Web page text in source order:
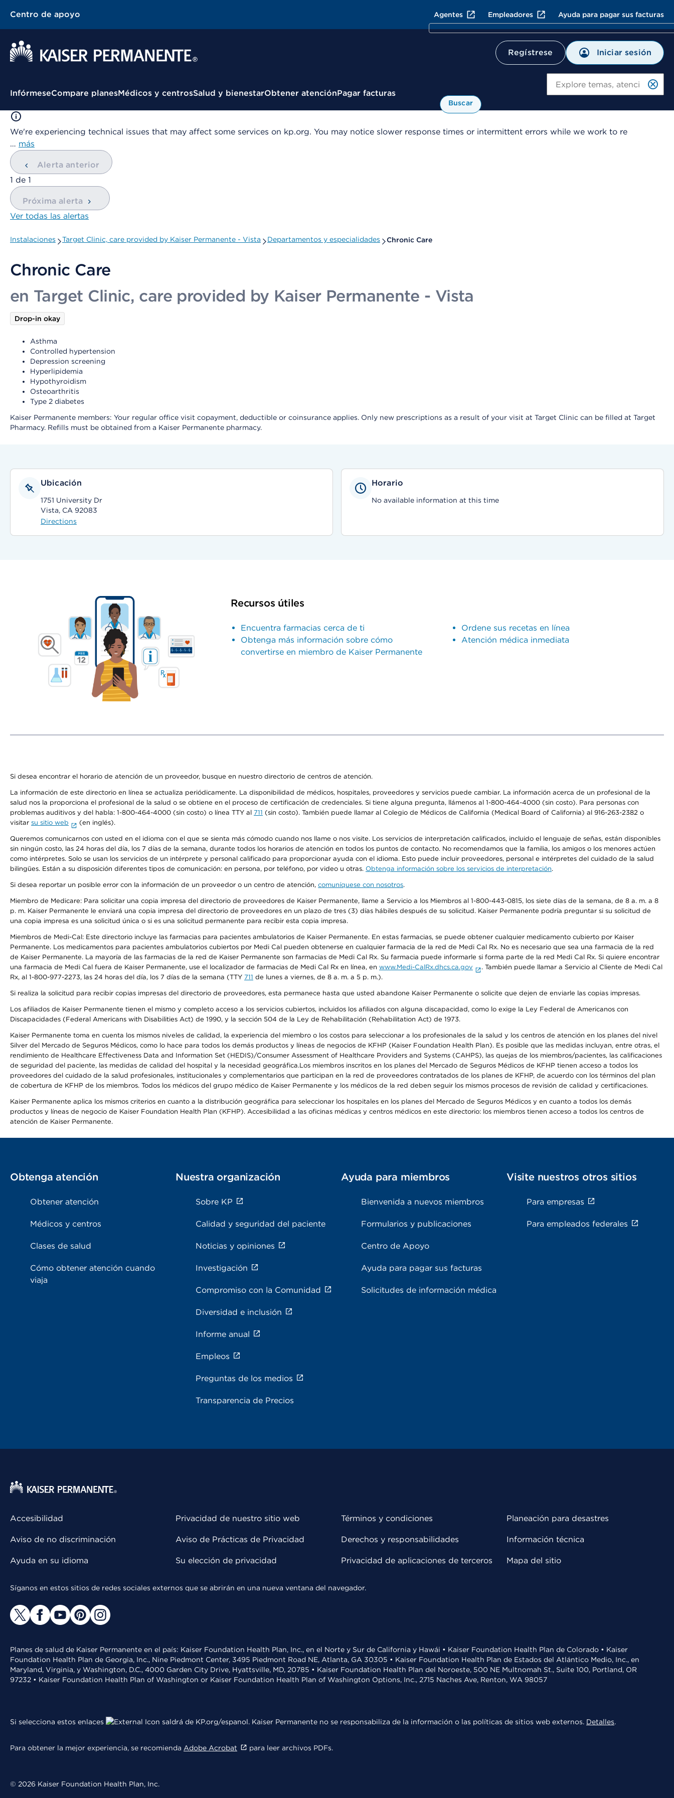
Centro de apoyo Agentes Empleadores Ayuda para pagar sus facturas
Regístrese Iniciar sesión
Menú contextual
InfórmeseCompare planesMédicos y centrosSalud y bienestarObtener atenciónPagar facturas
Buscar
We're experiencing technical issues that may affect some services on kp.org. You may notice slower response times or intermittent errors while we work to re
… más
Alerta anterior
mostrando
1 de 1
Próxima alerta
Ver todas las alertas
Instalaciones Target Clinic, care provided by Kaiser Permanente - Vista Departamentos y especialidades Chronic Care
Chronic Care
en Target Clinic, care provided by Kaiser Permanente - Vista
Drop-in okay
Asthma
Controlled hypertension
Depression screening
Hyperlipidemia
Hypothyroidism
Osteoarthritis
Type 2 diabetes
Kaiser Permanente members: Your regular office visit copayment, deductible or coinsurance applies. Only new prescriptions as a result of your visit at Target Clinic can be filled at Target
Pharmacy. Refills must be obtained from a Kaiser Permanente pharmacy.
Ubicación
1751 University Dr
Vista, CA 92083
Directions
Horario
No available information at this time
Recursos útiles
Encuentra farmacias cerca de ti
Obtenga más información sobre cómo
convertirse en miembro de Kaiser Permanente
Ordene sus recetas en línea
Atención médica inmediata
Si desea encontrar el horario de atención de un proveedor, busque en nuestro directorio de centros de atención.
La información de este directorio en línea se actualiza periódicamente. La disponibilidad de médicos, hospitales, proveedores y servicios puede cambiar. La información acerca de un profesional de la
salud nos la proporciona el profesional de la salud o se obtiene en el proceso de certificación de credenciales. Si tiene alguna pregunta, llámenos al 1-800-464-4000 (sin costo). Para personas con
problemas auditivos y del habla: 1-800-464-4000 (sin costo) o línea TTY al 711 (sin costo). También puede llamar al Colegio de Médicos de California (Medical Board of California) al 916-263-2382 o
visitar su sitio web (en inglés).
Queremos comunicarnos con usted en el idioma con el que se sienta más cómodo cuando nos llame o nos visite. Los servicios de interpretación calificados, incluido el lenguaje de señas, están disponibles
sin ningún costo, las 24 horas del día, los 7 días de la semana, durante todos los horarios de atención en todos los puntos de contacto. No recomendamos que la familia, los amigos o los menores actúen
como intérpretes. Solo se usan los servicios de un intérprete y personal calificado para proporcionar ayuda con el idioma. Esto puede incluir proveedores, personal e intérpretes del cuidado de la salud
bilingües. Están a su disposición diferentes tipos de comunicación: en persona, por teléfono, por video u otras. Obtenga información sobre los servicios de interpretación.
Si desea reportar un posible error con la información de un proveedor o un centro de atención, comuníquese con nosotros.
Miembro de Medicare: Para solicitar una copia impresa del directorio de proveedores de Kaiser Permanente, llame a Servicio a los Miembros al 1-800-443-0815, los siete días de la semana, de 8 a. m. a 8
p. m. Kaiser Permanente le enviará una copia impresa del directorio de proveedores en un plazo de tres (3) días hábiles después de su solicitud. Kaiser Permanente podría preguntar si su solicitud de
una copia impresa es una solicitud única o si es una solicitud permanente para recibir esta copia impresa.
Miembros de Medi-Cal: Este directorio incluye las farmacias para pacientes ambulatorios de Kaiser Permanente. En estas farmacias, se puede obtener cualquier medicamento cubierto por Kaiser
Permanente. Los medicamentos para pacientes ambulatorios cubiertos por Medi Cal pueden obtenerse en cualquier farmacia de la red de Medi Cal Rx. No es necesario que sea una farmacia de la red
de Kaiser Permanente. La mayoría de las farmacias de la red de Kaiser Permanente son farmacias de Medi Cal Rx. Su farmacia puede informarle si forma parte de la red Medi Cal Rx. Si quiere encontrar
una farmacia de Medi Cal fuera de Kaiser Permanente, use el localizador de farmacias de Medi Cal Rx en línea, en www.Medi-CalRx.dhcs.ca.gov
. También puede llamar a Servicio al Cliente de Medi Cal
Rx, al 1-800-977-2273, las 24 horas del día, los 7 días de la semana (TTY 711 de lunes a viernes, de 8 a. m. a 5 p. m.).
Si realiza la solicitud para recibir copias impresas del directorio de proveedores, esta permanece hasta que usted abandone Kaiser Permanente o solicite que dejen de enviarle las copias impresas.
Los afiliados de Kaiser Permanente tienen el mismo y completo acceso a los servicios cubiertos, incluidos los afiliados con alguna discapacidad, como lo exige la Ley Federal de Americanos con
Discapacidades (Federal Americans with Disabilities Act) de 1990, y la sección 504 de la Ley de Rehabilitación (Rehabilitation Act) de 1973.
Kaiser Permanente toma en cuenta los mismos niveles de calidad, la experiencia del miembro o los costos para seleccionar a los profesionales de la salud y los centros de atención en los planes del nivel
Silver del Mercado de Seguros Médicos, como lo hace para todos los demás productos y líneas de negocios de KFHP (Kaiser Foundation Health Plan). Es posible que las medidas incluyan, entre otras, el
rendimiento de Healthcare Effectiveness Data and Information Set (HEDIS)/Consumer Assessment of Healthcare Providers and Systems (CAHPS), las quejas de los miembros/pacientes, las calificaciones
de seguridad del paciente, las medidas de calidad del hospital y la necesidad geográfica.Los miembros inscritos en los planes del Mercado de Seguros Médicos de KFHP tienen acceso a todos los
proveedores del cuidado de la salud profesionales, institucionales y complementarios que participan en la red de proveedores contratados de los planes de KFHP, de acuerdo con los términos del plan
de cobertura de KFHP de los miembros. Todos los médicos del grupo médico de Kaiser Permanente y los médicos de la red deben seguir los mismos procesos de revisión de calidad y certificaciones.
Kaiser Permanente aplica los mismos criterios en cuanto a la distribución geográfica para seleccionar los hospitales en los planes del Mercado de Seguros Médicos y en cuanto a todos los demás
productos y líneas de negocio de Kaiser Foundation Health Plan (KFHP). Accesibilidad a las oficinas médicas y centros médicos en este directorio: los miembros tienen acceso a todos los centros de
atención de Kaiser Permanente.
Obtenga atención
Obtener atención
Médicos y centros
Clases de salud
Cómo obtener atención cuando
viaja
Nuestra organización
Sobre KP
Calidad y seguridad del paciente
Noticias y opiniones
Investigación
Compromiso con la Comunidad
Diversidad e inclusión
Informe anual
Empleos
Preguntas de los medios
Transparencia de Precios
Ayuda para miembros
Bienvenida a nuevos miembros
Formularios y publicaciones
Centro de Apoyo
Ayuda para pagar sus facturas
Solicitudes de información médica
Visite nuestros otros sitios
Para empresas
Para empleados federales
Accesibilidad
Aviso de no discriminación
Ayuda en su idioma
Privacidad de nuestro sitio web
Aviso de Prácticas de Privacidad
Su elección de privacidad
Términos y condiciones
Derechos y responsabilidades
Privacidad de aplicaciones de terceros
Planeación para desastres
Información técnica
Mapa del sitio
Síganos en estos sitios de redes sociales externos que se abrirán en una nueva ventana del navegador.
Planes de salud de Kaiser Permanente en el país: Kaiser Foundation Health Plan, Inc., en el Norte y Sur de California y Hawái • Kaiser Foundation Health Plan de Colorado • Kaiser
Foundation Health Plan de Georgia, Inc., Nine Piedmont Center, 3495 Piedmont Road NE, Atlanta, GA 30305 • Kaiser Foundation Health Plan de Estados del Atlántico Medio, Inc., en
Maryland, Virginia, y Washington, D.C., 4000 Garden City Drive, Hyattsville, MD, 20785 • Kaiser Foundation Health Plan del Noroeste, 500 NE Multnomah St., Suite 100, Portland, OR
97232 • Kaiser Foundation Health Plan of Washington or Kaiser Foundation Health Plan of Washington Options, Inc., 2715 Naches Ave, Renton, WA 98057
Si selecciona estos enlaces saldrá de KP.org/espanol. Kaiser Permanente no se responsabiliza de la información o las políticas de sitios web externos. Detalles.
Para obtener la mejor experiencia, se recomienda Adobe Acrobat para leer archivos PDFs.
© 2026 Kaiser Foundation Health Plan, Inc.